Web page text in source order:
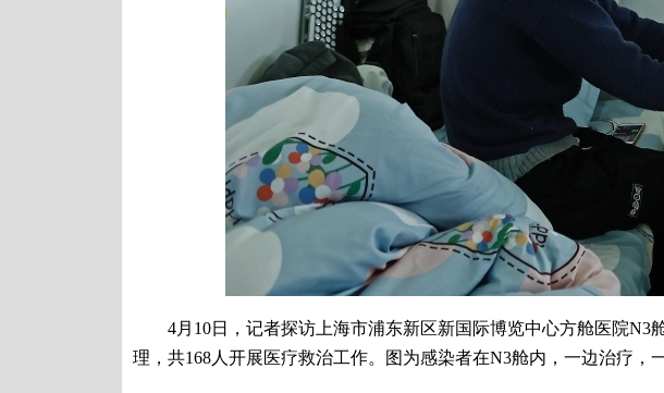
4月10日，记者探访上海市浦东新区新国际博览中心方舱医院N3
理，共168人开展医疗救治工作。图为感染者在N3舱内，一边治疗，